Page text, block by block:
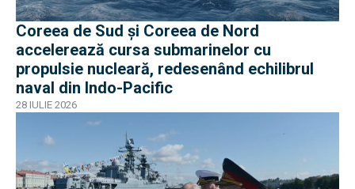
Coreea de Sud și Coreea de Nord
accelerează cursa submarinelor cu
propulsie nucleară, redesenând echilibrul
naval din Indo-Pacific
28 IULIE 2026